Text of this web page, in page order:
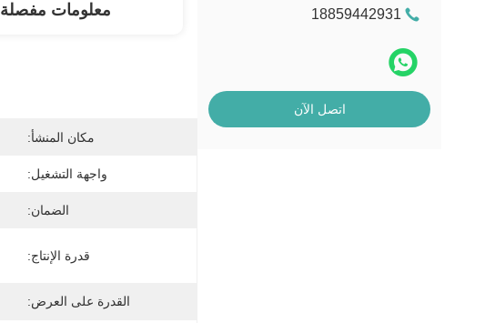
18859442931
اتصل الآن
معلومات مفصلة
مكان المنشأ:
واجهة التشغيل:
الضمان:
قدرة الإنتاج:
القدرة على العرض: